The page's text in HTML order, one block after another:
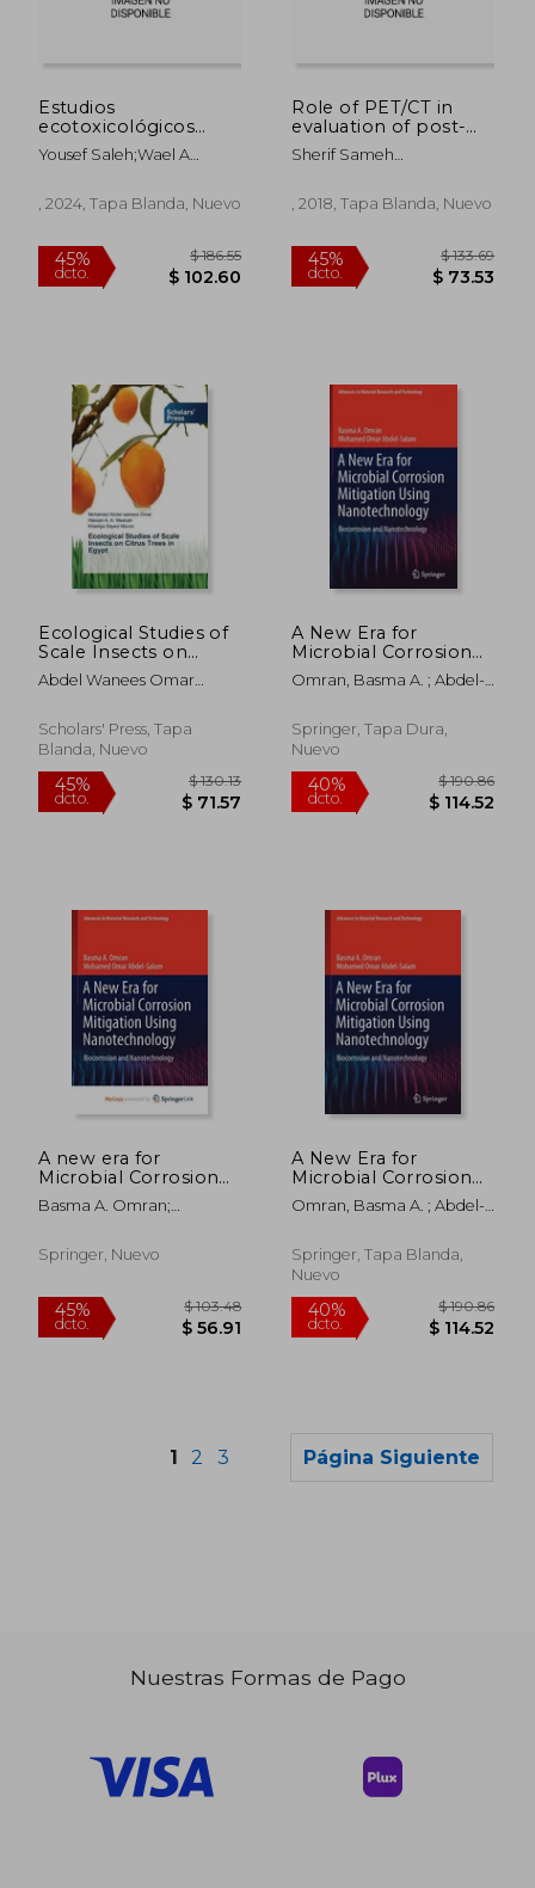
45%
dcto. $ 44.44
45%
dcto.
Estudios
ecotoxicológicos
comparativos para
evaluar la salud de los
Yousef Saleh;Wael A
Marie
, 2024, Tapa Blanda, Nuevo
Role of PET/CT in
evaluation of post-
therapeutic HCC (en
Inglés)
Sherif Sameh
Omar;Mohamed Elgharib
Abo Elmaaty
, 2018, Tapa Blanda, Nuevo
Ecological Studies of
Scale Insects on
Citrus Trees in Egypt
Abdel Wanees Omar
Scholars' Press, Tapa
Blanda, Nuevo
A New Era for
Microbial Corrosion
Mitigation Using
Nanotechnology:
Nanotechnology (en
Inglés)
Omran, Basma A. ; Abdel-
Springer, Tapa Dura,
Nuevo
A new era for
Microbial Corrosion
Mitigation Using
Nanotechnology:
Nanotechnology (en
Basma A. Omran;
Salam
Springer, Nuevo
A New Era for
Microbial Corrosion
Mitigation Using
Nanotechnology:
Nanotechnology (en
Inglés)
Omran, Basma A. ; Abdel-
Springer, Tapa Blanda,
Nuevo
1 2 3 Página Siguiente
Nuestras Formas de Pago